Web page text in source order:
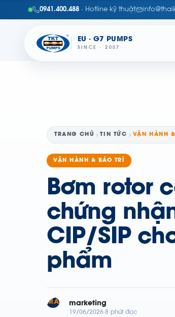
0941.400.488 · Hotline kỹ thuật
EU · G7 PUMPS
SINCE · 2007
TRANG CHỦ TIN TỨC VẬN HÀNH
VẬN HÀNH & BẢO TRÌ
Bơm rotor
chứng
CIP/SIP
phẩm
MA marketing
19/06/2026 8 phút đọc